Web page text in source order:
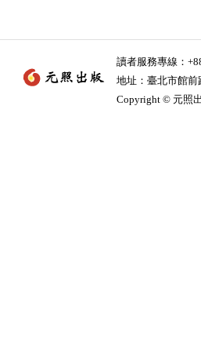
讀者服務專線：
地址：臺北市館
Copyright © 元照